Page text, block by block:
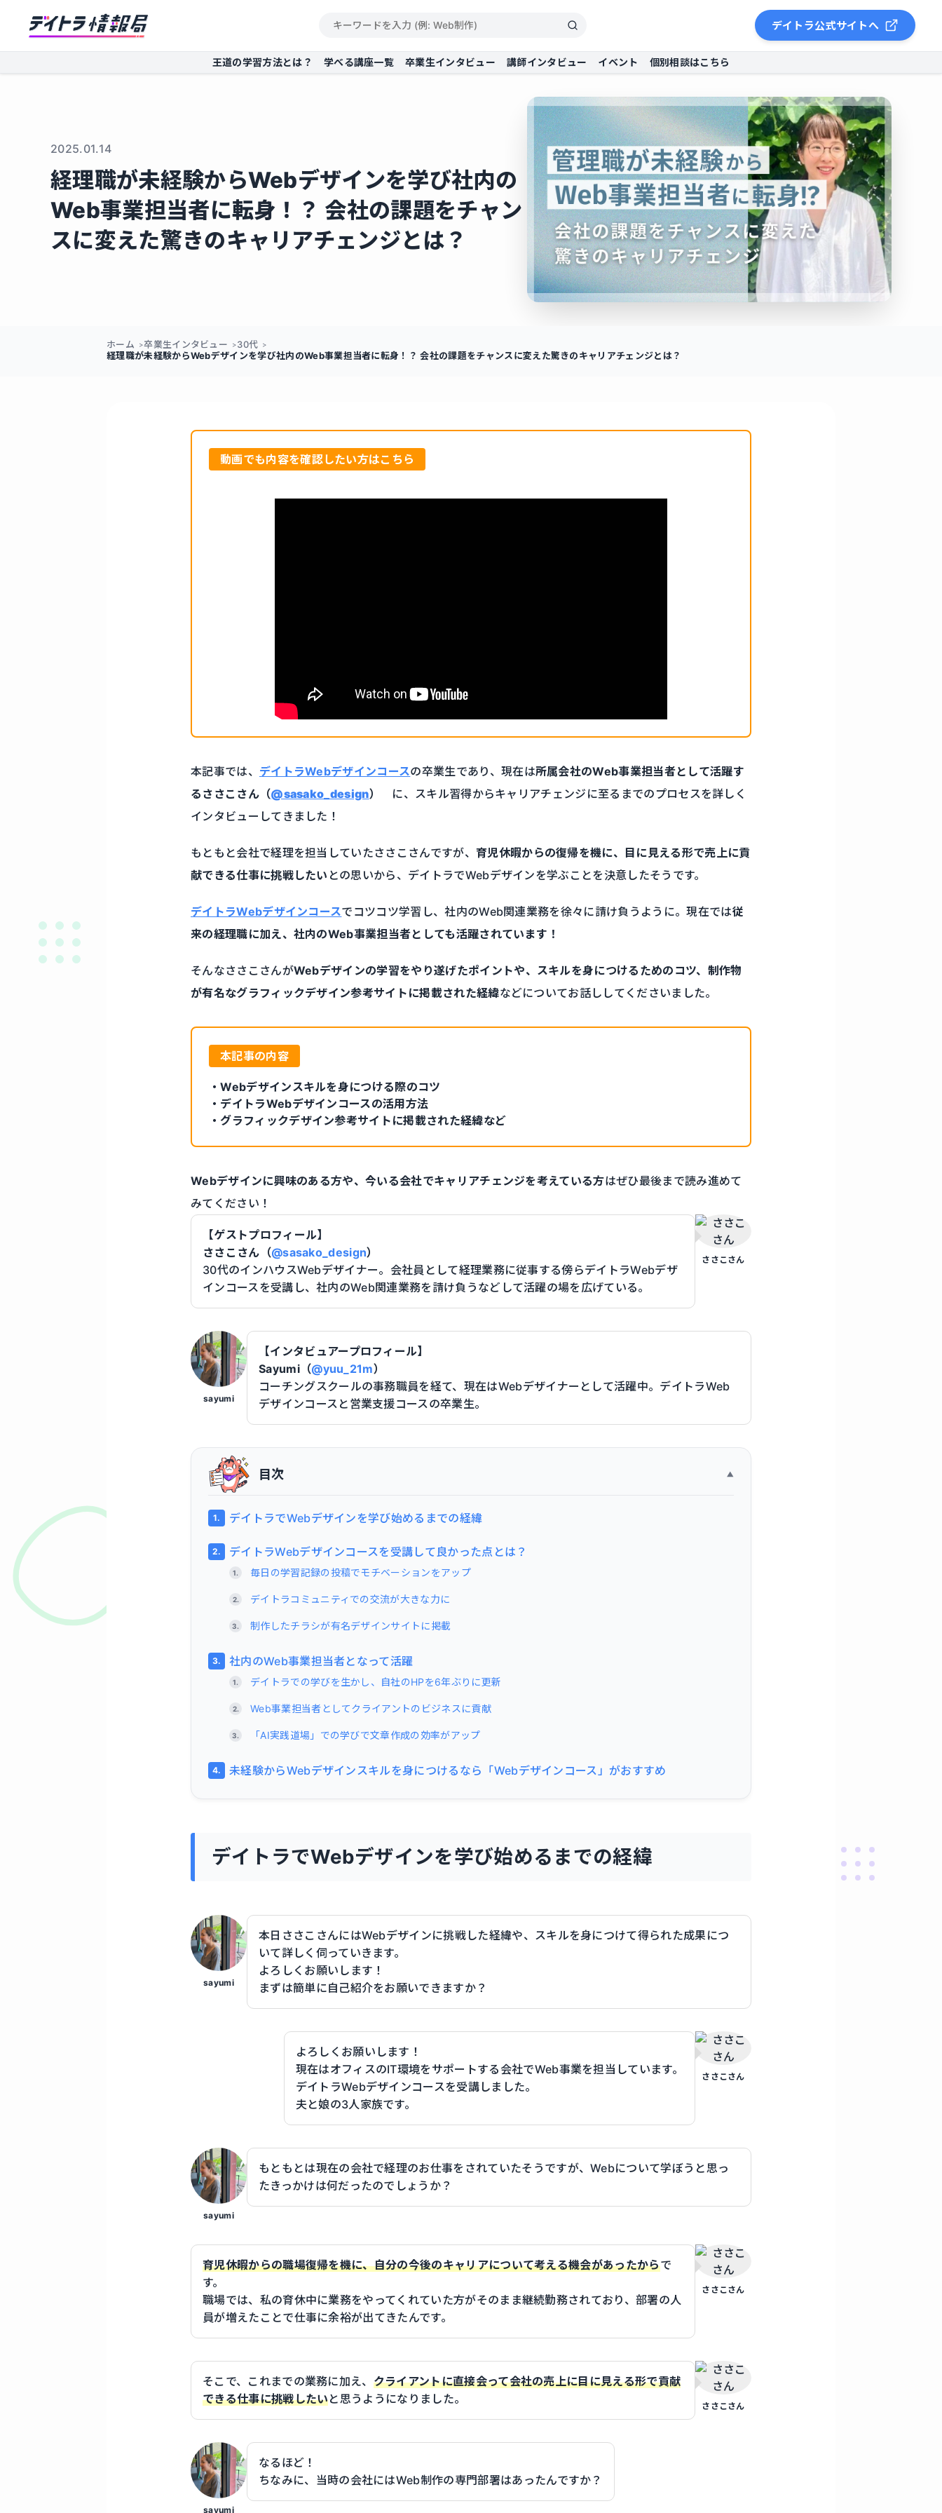
デイトラ公式サイトへ
王道の学習方法とは？ 学べる講座一覧 卒業生インタビュー 講師インタビュー イベント 個別相談はこちら
2025.01.14
経理職が未経験からWebデザインを学び社内の
Web事業担当者に転身！？ 会社の課題をチャン
スに変えた驚きのキャリアチェンジとは？
ホーム 卒業生インタビュー
30代
経理職が未経験からWebデザインを学び社内のWeb事業担当者に転身！？ 会社の課題をチャンスに変えた驚きのキャリアチェンジとは？
動画でも内容を確認したい方はこちら
本記事では、 デイトラWebデザインコースの卒業生であり、現在は所属会社のWeb事業担当者として活躍す
るささこさん（@sasako_design） に、スキル習得からキャリアチェンジに至るまでのプロセスを詳しく
インタビューしてきました！
もともと会社で経理を担当していたささこさんですが、 育児休暇からの復帰を機に、目に見える形で売上に貢
献できる仕事に挑戦したい との思いから、デイトラでWebデザインを学ぶことを決意したそうです。
デイトラWebデザインコースでコツコツ学習し、社内のWeb関連業務を徐々に請け負うように。現在では従
来の経理職に加え、社内のWeb事業担当者としても活躍されています！
そんなささこさんがWebデザインの学習をやり遂げたポイントや、スキルを身につけるためのコツ、制作物
が有名なグラフィックデザイン参考サイトに掲載された経緯などについてお話ししてくださいました。
本記事の内容
・Webデザインスキルを身につける際のコツ
・デイトラWebデザインコースの活用方法
・グラフィックデザイン参考サイトに掲載された経緯など
Webデザインに興味のある方や、今いる会社でキャリアチェンジを考えている方はぜひ最後まで読み進めて
みてください！
ささこさん
【ゲストプロフィール】
ささこさん（@sasako_design）
30代のインハウスWebデザイナー。会社員として経理業務に従事する傍らデイトラWebデザ
インコースを受講し、社内のWeb関連業務を請け負うなどして活躍の場を広げている。
sayumi
【インタビュアープロフィール】
Sayumi（@yuu_21m）
コーチングスクールの事務職員を経て、現在はWebデザイナーとして活躍中。デイトラWeb
デザインコースと営業支援コースの卒業生。
目次
デイトラでWebデザインを学び始めるまでの経緯
デイトラWebデザインコースを受講して良かった点とは？
毎日の学習記録の投稿でモチベーションをアップ
デイトラコミュニティでの交流が大きな力に
制作したチラシが有名デザインサイトに掲載
社内のWeb事業担当者となって活躍
デイトラでの学びを生かし、自社のHPを6年ぶりに更新
Web事業担当者としてクライアントのビジネスに貢献
「AI実践道場」での学びで文章作成の効率がアップ
未経験からWebデザインスキルを身につけるなら「Webデザインコース」がおすすめ
デイトラでWebデザインを学び始めるまでの経緯
sayumi
本日ささこさんにはWebデザインに挑戦した経緯や、スキルを身につけて得られた成果につ
いて詳しく伺っていきます。
よろしくお願いします！
まずは簡単に自己紹介をお願いできますか？
ささこさん
よろしくお願いします！
現在はオフィスのIT環境をサポートする会社でWeb事業を担当しています。
デイトラWebデザインコースを受講しました。
夫と娘の3人家族です。
sayumi
もともとは現在の会社で経理のお仕事をされていたそうですが、Webについて学ぼうと思っ
たきっかけは何だったのでしょうか？
ささこさん
育児休暇からの職場復帰を機に、自分の今後のキャリアについて考える機会があったからで
す。
職場では、私の育休中に業務をやってくれていた方がそのまま継続勤務されており、部署の人
員が増えたことで仕事に余裕が出てきたんです。
ささこさん
そこで、これまでの業務に加え、 クライアントに直接会って会社の売上に目に見える形で貢献
できる仕事に挑戦したいと思うようになりました。
sayumi
なるほど！
ちなみに、当時の会社にはWeb制作の専門部署はあったんですか？